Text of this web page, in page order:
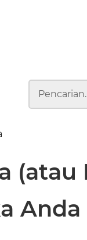
(atau